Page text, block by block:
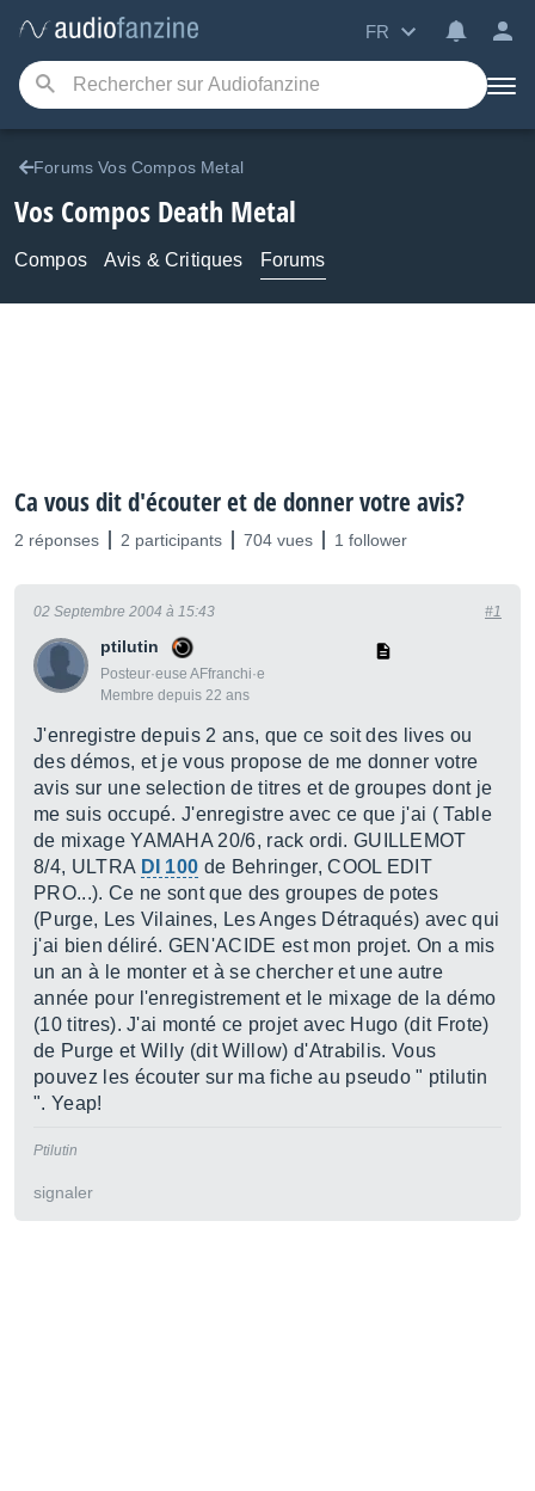
FR
Forums Vos Compos Metal
Vos Compos Death Metal
Compos Avis & Critiques Forums
Ca vous dit d'écouter et de donner votre avis?
2 réponses 2 participants 704 vues 1 follower
ptilutin
Posteur·euse AFfranchi·e
Membre depuis 22 ans
02 Septembre 2004 à 15:43 #1
J'enregistre depuis 2 ans, que ce soit des lives ou
des démos, et je vous propose de me donner votre
avis sur une selection de titres et de groupes dont je
me suis occupé. J'enregistre avec ce que j'ai ( Table
de mixage YAMAHA 20/6, rack ordi. GUILLEMOT
8/4, ULTRA DI 100 de Behringer, COOL EDIT
PRO...). Ce ne sont que des groupes de potes
(Purge, Les Vilaines, Les Anges Détraqués) avec qui
j'ai bien déliré. GEN'ACIDE est mon projet. On a mis
un an à le monter et à se chercher et une autre
année pour l'enregistrement et le mixage de la démo
(10 titres). J'ai monté ce projet avec Hugo (dit Frote)
de Purge et Willy (dit Willow) d'Atrabilis. Vous
pouvez les écouter sur ma fiche au pseudo " ptilutin
". Yeap!
Ptilutin
signaler